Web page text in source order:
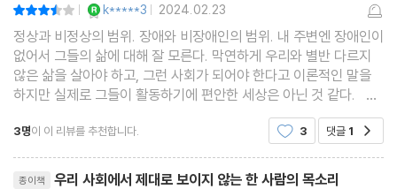
요”라고 제안하면서 벌어지는 이야기로, 심사위원 일부가 난색을 표
할 만큼 위악적인 상상력을 숨김없이 표출하는 작품이다. 이렇듯 호
불호가 분명히 갈리는 작품이지만, 9명의 심사위원 모두 극찬을 아
끼지 않으며 『헌치백』을 만장일치 수상작으로 선정했다.
“약자인 작가가 약자의 이야기를 썼을 터인데도 이곳에는 털끝만큼
의 약함도 없다.”
| k*****3 | 2024.02.23
정상과 비정상의 범위. 장애와 비장애인의 범위. 내 주변엔 장애인이
없어서 그들의 삶에 대해 잘 모른다. 막연하게 우리와 별반 다르지
않은 삶을 살아야 하고, 그런 사회가 되어야 한다고 이론적인 말을
하지만 실제로 그들이 활동하기에 편안한 세상은 아닌 것 같다. H
unchback. 척추 장애인(꼽추). 짧은 소설 속 주인공 이자와 샤카는
자신을 가리켜 ‘헌치백 괴물’이라 칭한
3명이 이 리뷰를 추천합니다. 3 댓글 1
종이책 우리 사회에서 제대로 보이지 않는 한 사람의 목소리